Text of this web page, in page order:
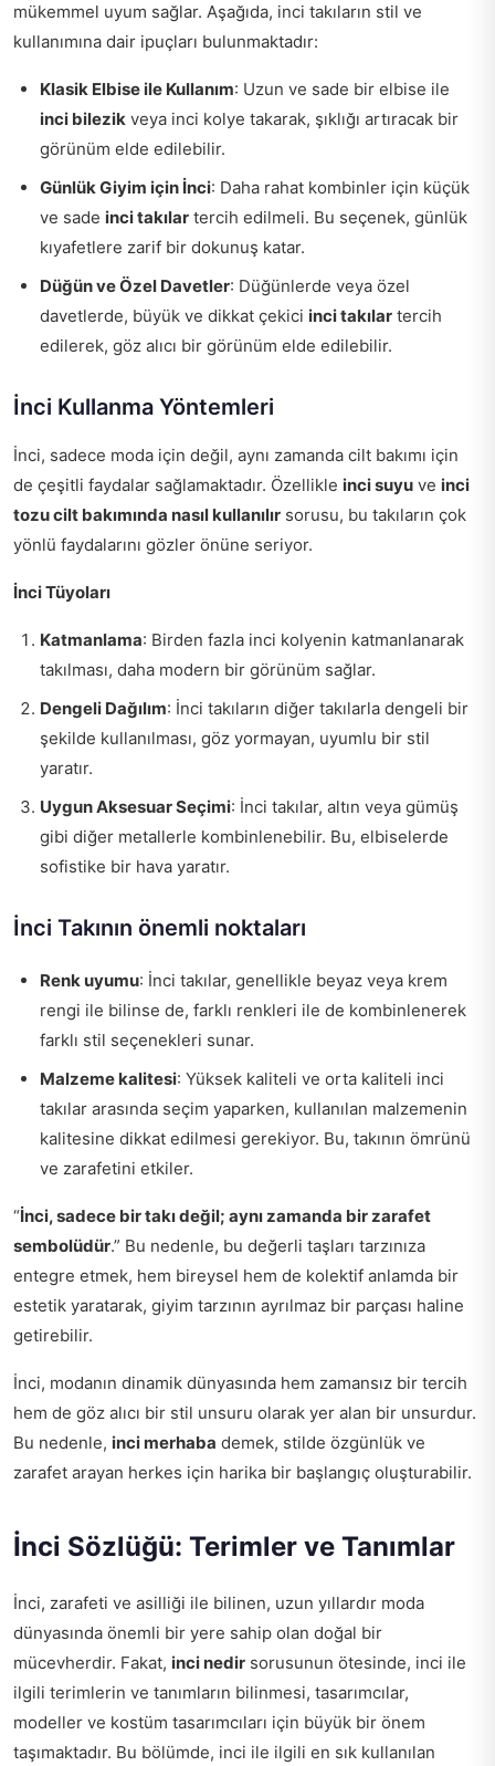
mükemmel uyum sağlar. Aşağıda, inci takıların stil ve
kullanımına dair ipuçları bulunmaktadır:
Klasik Elbise ile Kullanım: Uzun ve sade bir elbise ile
inci bilezik veya inci kolye takarak, şıklığı artıracak bir
görünüm elde edilebilir.
Günlük Giyim için İnci: Daha rahat kombinler için küçük
ve sade inci takılar tercih edilmeli. Bu seçenek, günlük
kıyafetlere zarif bir dokunuş katar.
Düğün ve Özel Davetler: Düğünlerde veya özel
davetlerde, büyük ve dikkat çekici inci takılar tercih
edilerek, göz alıcı bir görünüm elde edilebilir.
İnci Kullanma Yöntemleri
İnci, sadece moda için değil, aynı zamanda cilt bakımı için
de çeşitli faydalar sağlamaktadır. Özellikle inci suyu ve inci
tozu cilt bakımında nasıl kullanılır sorusu, bu takıların çok
yönlü faydalarını gözler önüne seriyor.
İnci Tüyoları
Katmanlama: Birden fazla inci kolyenin katmanlanarak
takılması, daha modern bir görünüm sağlar.
Dengeli Dağılım: İnci takıların diğer takılarla dengeli bir
şekilde kullanılması, göz yormayan, uyumlu bir stil
yaratır.
Uygun Aksesuar Seçimi: İnci takılar, altın veya gümüş
gibi diğer metallerle kombinlenebilir. Bu, elbiselerde
sofistike bir hava yaratır.
İnci Takının önemli noktaları
Renk uyumu: İnci takılar, genellikle beyaz veya krem
rengi ile bilinse de, farklı renkleri ile de kombinlenerek
farklı stil seçenekleri sunar.
Malzeme kalitesi: Yüksek kaliteli ve orta kaliteli inci
takılar arasında seçim yaparken, kullanılan malzemenin
kalitesine dikkat edilmesi gerekiyor. Bu, takının ömrünü
ve zarafetini etkiler.
“İnci, sadece bir takı değil; aynı zamanda bir zarafet
sembolüdür.” Bu nedenle, bu değerli taşları tarzınıza
entegre etmek, hem bireysel hem de kolektif anlamda bir
estetik yaratarak, giyim tarzının ayrılmaz bir parçası haline
getirebilir.
İnci, modanın dinamik dünyasında hem zamansız bir tercih
hem de göz alıcı bir stil unsuru olarak yer alan bir unsurdur.
Bu nedenle, inci merhaba demek, stilde özgünlük ve
zarafet arayan herkes için harika bir başlangıç oluşturabilir.
İnci Sözlüğü: Terimler ve Tanımlar
İnci, zarafeti ve asilliği ile bilinen, uzun yıllardır moda
dünyasında önemli bir yere sahip olan doğal bir
mücevherdir. Fakat, inci nedir sorusunun ötesinde, inci ile
ilgili terimlerin ve tanımların bilinmesi, tasarımcılar,
modeller ve kostüm tasarımcıları için büyük bir önem
taşımaktadır. Bu bölümde, inci ile ilgili en sık kullanılan